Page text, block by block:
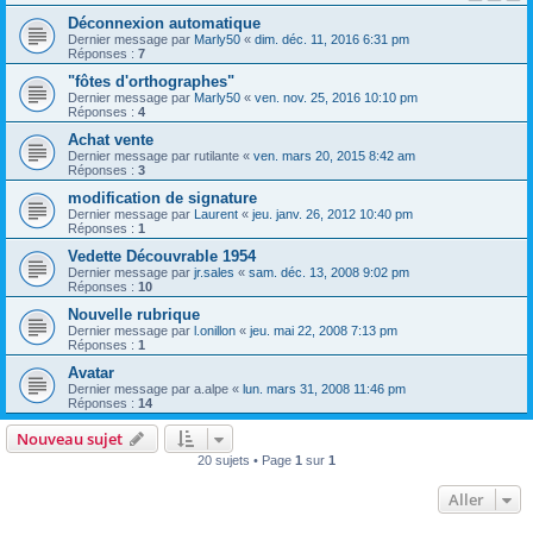
Déconnexion automatique
Dernier message par Marly50 « dim. déc. 11, 2016 6:31 pm
Réponses : 7
"fôtes d'orthographes"
Dernier message par Marly50 « ven. nov. 25, 2016 10:10 pm
Réponses : 4
Achat vente
Dernier message par rutilante « ven. mars 20, 2015 8:42 am
Réponses : 3
modification de signature
Dernier message par Laurent « jeu. janv. 26, 2012 10:40 pm
Réponses : 1
Vedette Découvrable 1954
Dernier message par jr.sales « sam. déc. 13, 2008 9:02 pm
Réponses : 10
Nouvelle rubrique
Dernier message par l.onillon « jeu. mai 22, 2008 7:13 pm
Réponses : 1
Avatar
Dernier message par a.alpe « lun. mars 31, 2008 11:46 pm
Réponses : 14
Nouveau sujet
20 sujets • Page 1 sur 1
Aller